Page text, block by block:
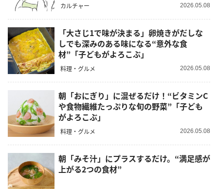
カルチャー 2026.05.08
「大さじ1で味が決まる」卵焼きがだしな
しでも深みのある味になる“意外な食
材”「子どもがよろこぶ」
料理・グルメ 2026.05.08
朝「おにぎり」に混ぜるだけ！“ビタミンC
や食物繊維たっぷりな旬の野菜”「子ども
がよろこぶ」
料理・グルメ 2026.05.08
朝「みそ汁」にプラスするだけ。“満足感が
上がる2つの食材”